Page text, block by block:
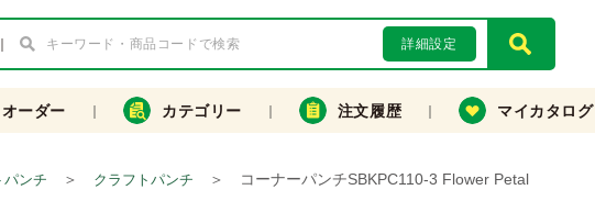
詳細設定
合計： 0円
ーダー カテゴリー 注文履歴 マイカタログ
パンチ ＞ クラフトパンチ ＞ コーナーパンチSBKPC110-3 Flower Petal